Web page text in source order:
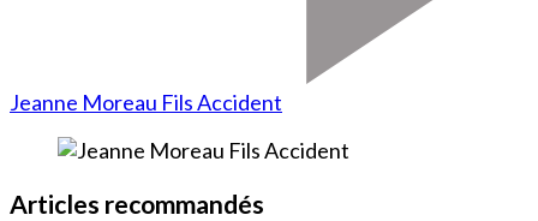
Jeanne Moreau Fils Accident
Articles recommandés